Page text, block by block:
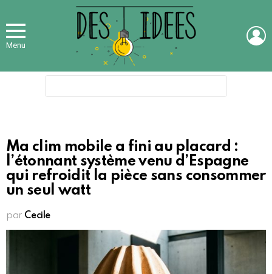
Menu
Ma clim mobile a fini au placard :
l’étonnant système venu d’Espagne
qui refroidit la pièce sans consommer
un seul watt
par Cecile